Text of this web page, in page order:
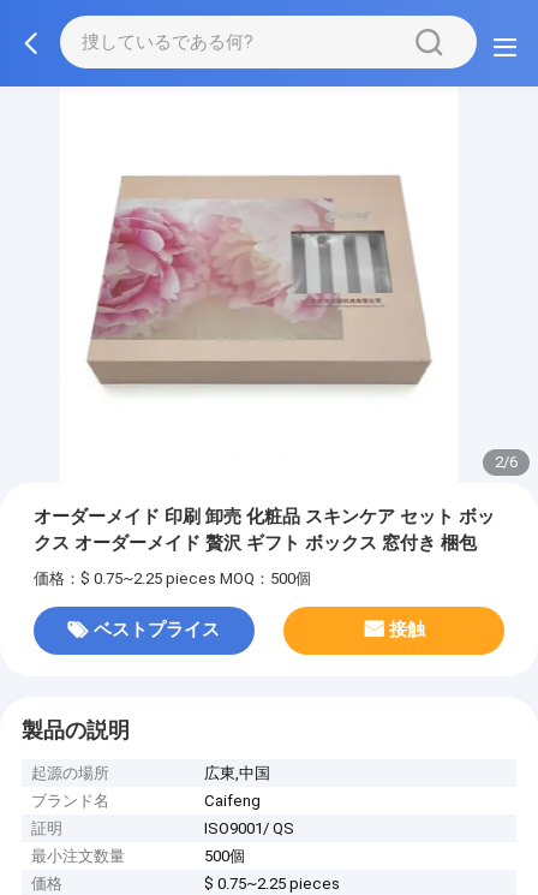
3/6
オーダーメイド 印刷 卸売 化粧品 スキンケア セット ボッ
クス オーダーメイド 贅沢 ギフト ボックス 窓付き 梱包
価格：$ 0.75~2.25 pieces MOQ：500個
ベストプライス 接触
製品の説明
起源の場所
広東,中国
ブランド名
Caifeng
証明
ISO9001/ QS
最小注文数量
500個
価格
$ 0.75~2.25 pieces